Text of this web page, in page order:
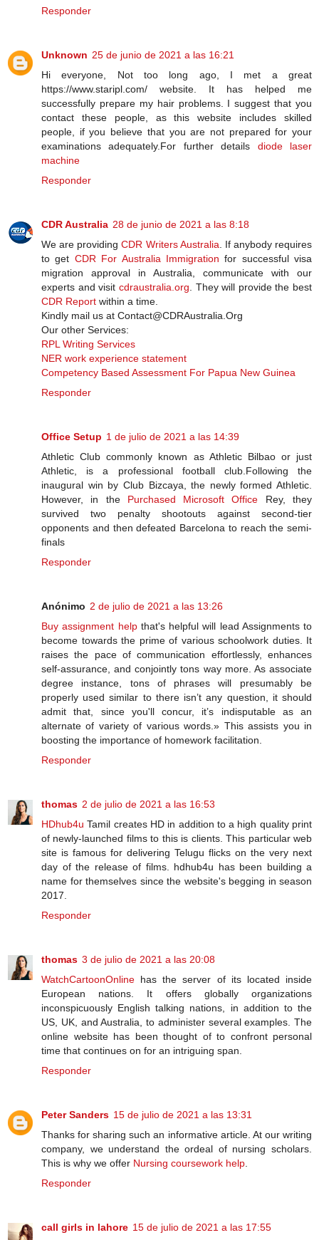
Responder
Unknown 25 de junio de 2021 a las 16:21
Hi everyone, Not too long ago, I met a great
https://www.staripl.com/ website. It has helped me
successfully prepare my hair problems. I suggest that you
contact these people, as this website includes skilled
people, if you believe that you are not prepared for your
examinations adequately.For further details diode laser
machine
Responder
CDR Australia 28 de junio de 2021 a las 8:18
We are providingCDR Writers Australia. If anybody requires
to get CDR For Australia Immigration for successful visa
migration approval in Australia, communicate with our
experts and visit cdraustralia.org. They will provide the best
CDR Report within a time.
Kindly mail us at Contact@CDRAustralia.Org
Our other Services:
RPL Writing Services
NER work experience statement
Competency Based Assessment For Papua New Guinea
Responder
Office Setup 1 de julio de 2021 a las 14:39
Athletic Club commonly known as Athletic Bilbao or just
Athletic, is a professional football club.Following the
inaugural win by Club Bizcaya, the newly formed Athletic.
However, in the Purchased Microsoft Office Rey, they
survived two penalty shootouts against second-tier
opponents and then defeated Barcelona to reach the semi-​
finals
Responder
Anónimo 2 de julio de 2021 a las 13:26
Buy assignment helpthat's helpful will lead Assignments to
become towards the prime of various schoolwork duties. It
raises the pace of communication effortlessly, enhances
self-assurance, and conjointly tons way more. As associate
degree instance, tons of phrases will presumably be
properly used similar to there isn’t any question, it should
admit that, since you'll concur, it’s indisputable as an
alternate of variety of various words.» This assists you in
boosting the importance of homework facilitation.
Responder
thomas 2 de julio de 2021 a las 16:53
HDhub4u Tamil creates HD in addition to a high quality print
of newly-launched films to this is clients. This particular web
site is famous for delivering Telugu flicks on the very next
day of the release of films. hdhub4u has been building a
name for themselves since the website's begging in season
2017.
Responder
thomas 3 de julio de 2021 a las 20:08
WatchCartoonOnline has the server of its located inside
European nations. It offers globally organizations
inconspicuously English talking nations, in addition to the
US, UK, and Australia, to administer several examples. The
online website has been thought of to confront personal
time that continues on for an intriguing span.
Responder
Peter Sanders 15 de julio de 2021 a las 13:31
Thanks for sharing such an informative article. At our writing
company, we understand the ordeal of nursing scholars.
This is why we offer Nursing coursework help.
Responder
call girls in lahore 15 de julio de 2021 a las 17:55